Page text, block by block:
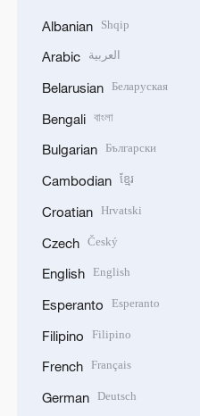
Albanian Shqip
Arabic العربية
Belarusian Беларуская
Bengali বাংলা
Bulgarian Български
Cambodian ខ្មែរ
Croatian Hrvatski
Czech Český
English English
Esperanto Esperanto
Filipino Filipino
French Français
German Deutsch